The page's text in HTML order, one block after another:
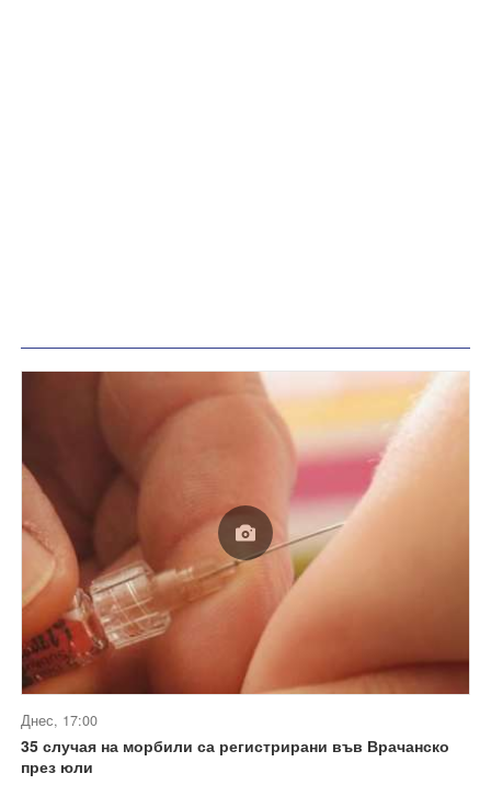
Днес, 17:00
35 случая на морбили са регистрирани във Врачанско
през юли